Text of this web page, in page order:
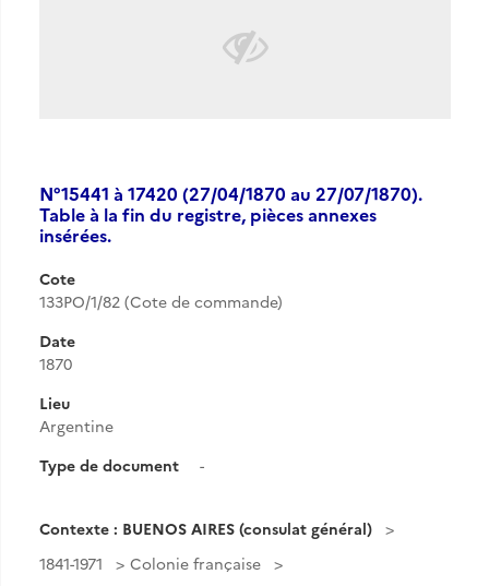
N°15441 à 17420 (27/04/1870 au 27/07/1870).
Table à la fin du registre, pièces annexes
insérées.
Cote
133PO/1/82 (Cote de commande)
Date
1870
Lieu
Argentine
Type de document
-
Contexte : BUENOS AIRES (consulat général)
1841-1971
Colonie française